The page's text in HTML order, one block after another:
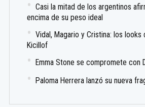
Casi la mitad de los argentinos
encima de su peso ideal
Vidal, Magario y Cristina: los looks
Kicillof
Emma Stone se compromete con
Paloma Herrera lanzó su nueva